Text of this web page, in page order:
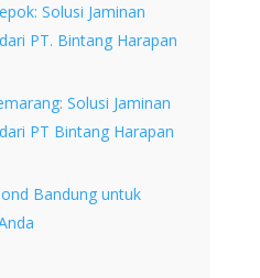
Solusi Jaminan
PT. Bintang Harapan
Solusi Jaminan
PT Bintang Harapan
Bandung untuk